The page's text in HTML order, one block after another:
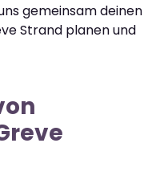
gemeinsam deinen
Strand planen und